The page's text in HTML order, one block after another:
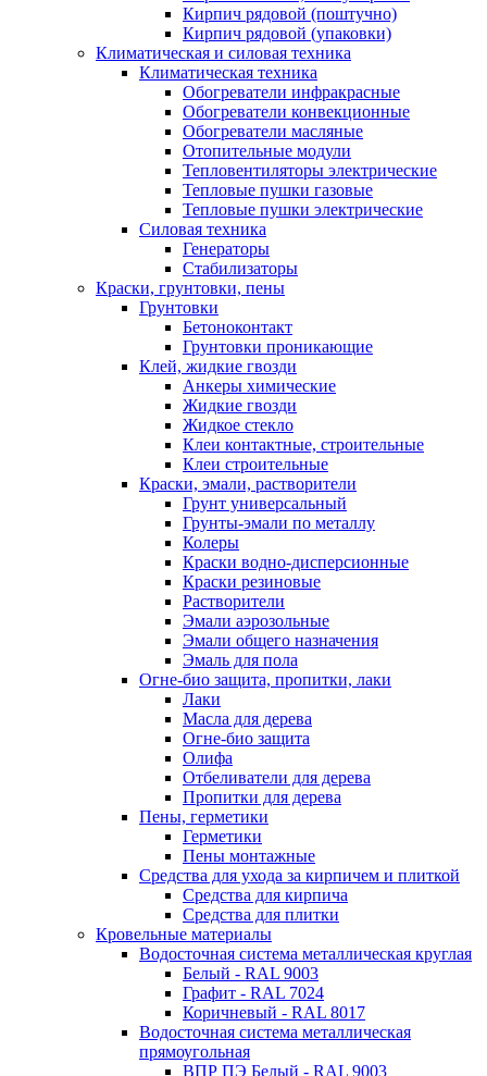
Кирпич рядовой (поштучно)
Кирпич рядовой (упаковки)
Климатическая и силовая техника
Климатическая техника
Обогреватели инфракрасные
Обогреватели конвекционные
Обогреватели масляные
Отопительные модули
Тепловентиляторы электрические
Тепловые пушки газовые
Тепловые пушки электрические
Силовая техника
Генераторы
Стабилизаторы
Краски, грунтовки, пены
Грунтовки
Бетоноконтакт
Грунтовки проникающие
Клей, жидкие гвозди
Анкеры химические
Жидкие гвозди
Жидкое стекло
Клеи контактные, строительные
Клеи строительные
Краски, эмали, растворители
Грунт универсальный
Грунты-эмали по металлу
Колеры
Краски водно-дисперсионные
Краски резиновые
Растворители
Эмали аэрозольные
Эмали общего назначения
Эмаль для пола
Огне-био защита, пропитки, лаки
Лаки
Масла для дерева
Огне-био защита
Олифа
Отбеливатели для дерева
Пропитки для дерева
Пены, герметики
Герметики
Пены монтажные
Средства для ухода за кирпичем и плиткой
Средства для кирпича
Средства для плитки
Кровельные материалы
Водосточная система металлическая круглая
Белый - RAL 9003
Графит - RAL 7024
Коричневый - RAL 8017
Водосточная система металлическая
прямоугольная
ВПР ПЭ Белый - RAL 9003